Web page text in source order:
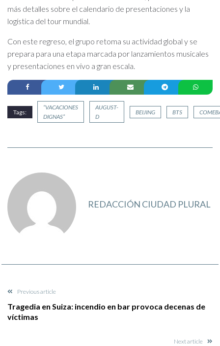
más detalles sobre el calendario de presentaciones y la
logística del tour mundial.
Con este regreso, el grupo retoma su actividad global y se
prepara para una etapa marcada por lanzamientos musicales
y presentaciones en vivo a gran escala.
Tags:
“VACACIONES
DIGNAS”
AUGUST-
D
BEIJING BTS
REDACCIÓN CIUDAD PLURAL
Previous article
Tragedia en Suiza: incendio en bar provoca decenas de
víctimas
Next article